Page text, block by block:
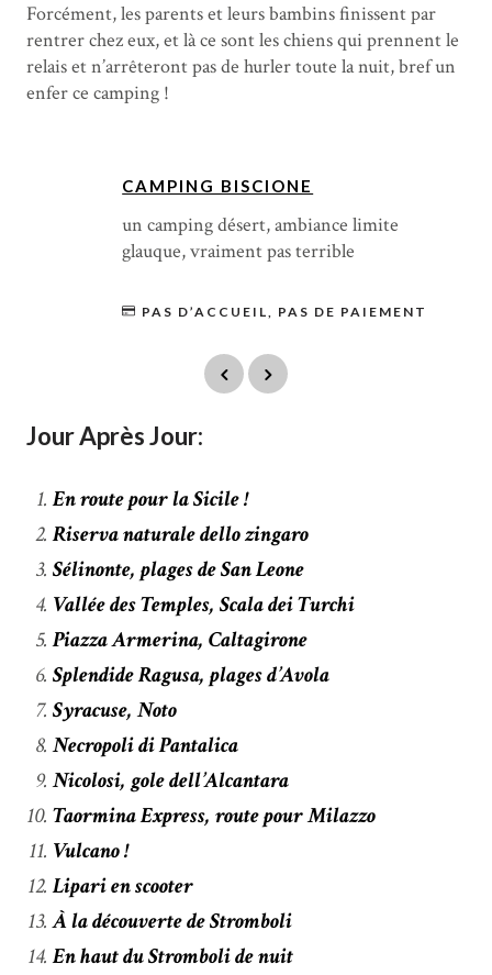
Forcément, les parents et leurs bambins finissent par
rentrer chez eux, et là ce sont les chiens qui prennent le
relais et n’arrêteront pas de hurler toute la nuit, bref un
enfer ce camping !
CAMPING BISCIONE
un camping désert, ambiance limite
glauque, vraiment pas terrible
PAS D’ACCUEIL, PAS DE PAIEMENT
Jour Après Jour:
En route pour la Sicile !
Riserva naturale dello zingaro
Sélinonte, plages de San Leone
Vallée des Temples, Scala dei Turchi
Piazza Armerina, Caltagirone
Splendide Ragusa, plages d’Avola
Syracuse, Noto
Necropoli di Pantalica
Nicolosi, gole dell’Alcantara
Taormina Express, route pour Milazzo
Vulcano !
Lipari en scooter
À la découverte de Stromboli
En haut du Stromboli de nuit